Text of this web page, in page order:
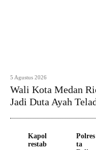
5 Agustus 2026
Wali Kota Medan
Jadi Duta Ayah
Kapol
restab
Polres
ta